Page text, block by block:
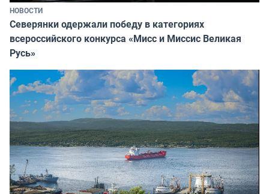
НОВОСТИ
Северянки одержали победу в категориях
всероссийского конкурса «Мисс и Миссис Великая
Русь»